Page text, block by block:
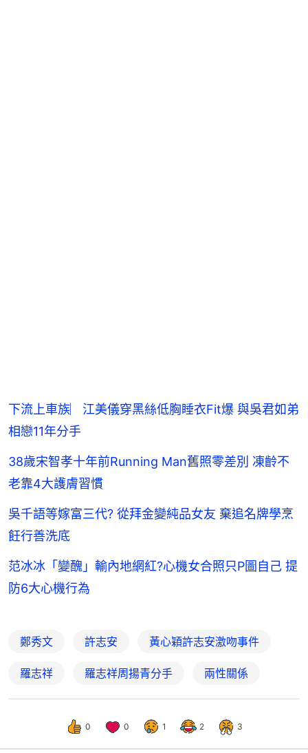
下流上車族︳江美儀穿黑絲低胸睡衣Fit爆 與吳君如弟
相戀11年分手
38歲宋智孝十年前Running Man舊照零差別 凍齡不
老靠4大護膚習慣
吳千語等嫁富三代? 從拜金變純品女友 棄追名牌學烹
飪行善洗底
范冰冰「變醜」輸內地網紅?心機女合照只P圖自己 提
防6大心機行為
鄭秀文 許志安 黃心穎許志安激吻事件
羅志祥 羅志祥周揚青分手 兩性關係
0 0 1 2 3